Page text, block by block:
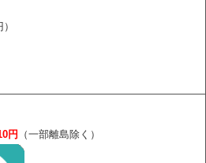
円 （一部離島除く）